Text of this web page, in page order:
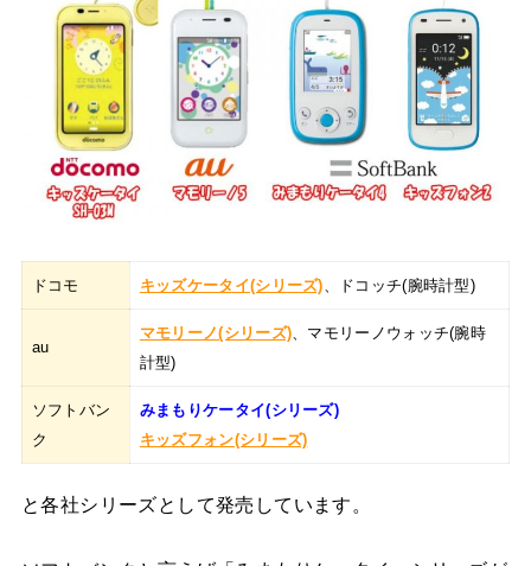
ドコモ キッズケータイ(シリーズ) 、ドコッチ(腕時計型)
au
マモリーノ(シリーズ) 、マモリーノウォッチ(腕時
計型)
ソフトバン
ク
みまもりケータイ(シリーズ)
キッズフォン(シリーズ)
と各社シリーズとして発売しています。